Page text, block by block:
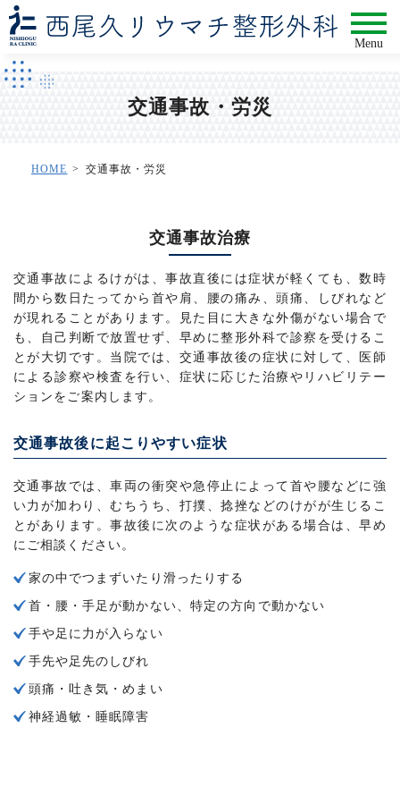
Menu
交通事故・労災
HOME 交通事故・労災
交通事故治療
交通事故によるけがは、事故直後には症状が軽くても、数時
間から数日たってから首や肩、腰の痛み、頭痛、しびれなど
が現れることがあります。見た目に大きな外傷がない場合で
も、自己判断で放置せず、早めに整形外科で診察を受けるこ
とが大切です。当院では、交通事故後の症状に対して、医師
による診察や検査を行い、症状に応じた治療やリハビリテー
ションをご案内します。
交通事故後に起こりやすい症状
交通事故では、車両の衝突や急停止によって首や腰などに強
い力が加わり、むちうち、打撲、捻挫などのけがが生じるこ
とがあります。事故後に次のような症状がある場合は、早め
にご相談ください。
家の中でつまずいたり滑ったりする
首・腰・手足が動かない、特定の方向で動かない
手や足に力が入らない
手先や足先のしびれ
頭痛・吐き気・めまい
神経過敏・睡眠障害